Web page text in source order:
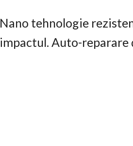
Nano tehnologie
impactul. Auto-